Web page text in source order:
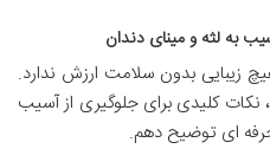
به لثه و مینای دندان
زیبایی بدون سلامت ارزش ندارد.
کلیدی برای جلوگیری از آسیب
ای توضیح دهم.